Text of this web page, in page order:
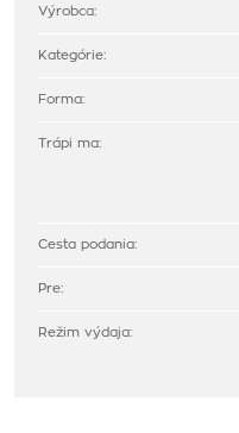
Výrobca:
Kategórie:
Forma:
Trápi ma:
Cesta podania:
Pre:
Režim výdaja: